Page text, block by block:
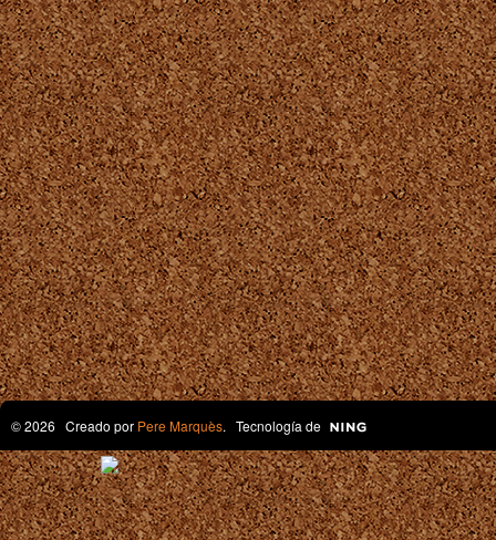
© 2026 Creado por Pere Marquès. Tecnología de